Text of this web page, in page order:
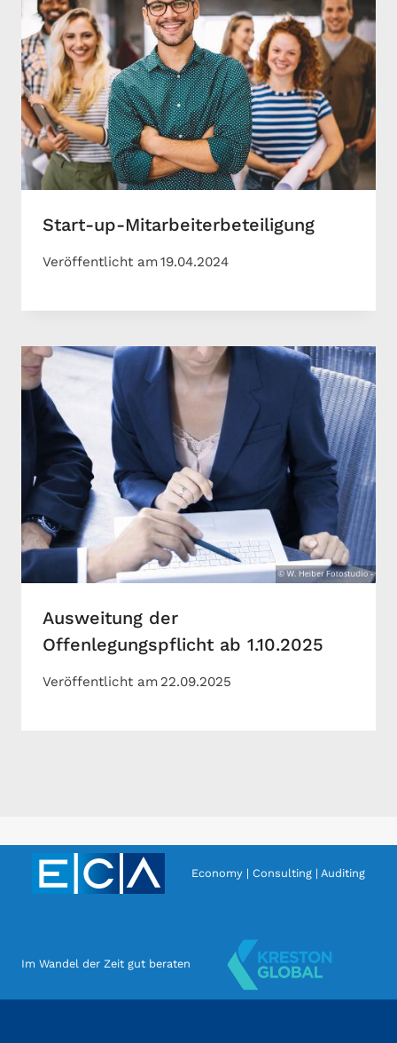
Start-up-Mitarbeiterbeteiligung
Veröffentlicht am19.04.2024
Ausweitung der
Offenlegungspflicht ab 1.10.2025
Veröffentlicht am 22.09.2025
Economy | Consulting | Auditing
Im Wandel der Zeit gut beraten